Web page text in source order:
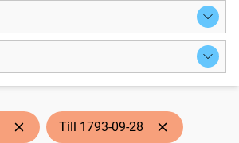
Till 1793-09-28